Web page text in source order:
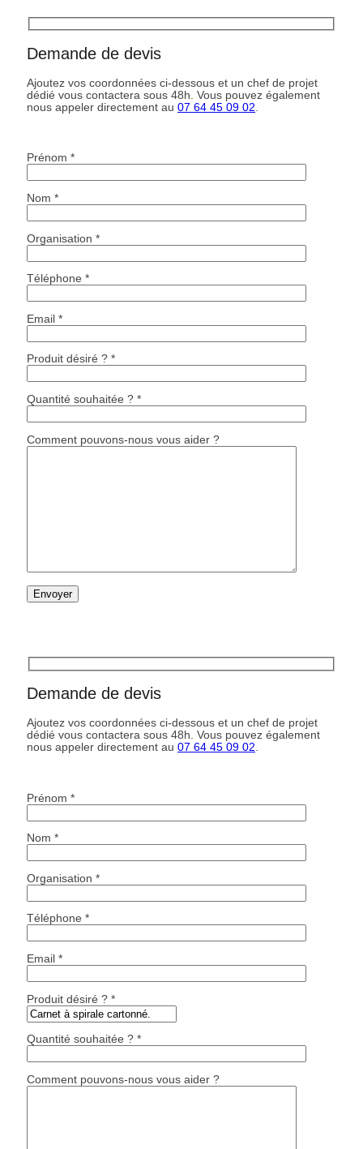
Demande de devis
Ajoutez vos coordonnées ci-dessous et un chef de projet
dédié vous contactera sous 48h. Vous pouvez également
nous appeler directement au 07 64 45 09 02.
Prénom *
Nom *
Organisation *
Téléphone *
Email *
Produit désiré ? *
Quantité souhaitée ? *
Comment pouvons-nous vous aider ?
Demande de devis
Ajoutez vos coordonnées ci-dessous et un chef de projet
dédié vous contactera sous 48h. Vous pouvez également
nous appeler directement au 07 64 45 09 02.
Prénom *
Nom *
Organisation *
Téléphone *
Email *
Produit désiré ? *
Quantité souhaitée ? *
Comment pouvons-nous vous aider ?